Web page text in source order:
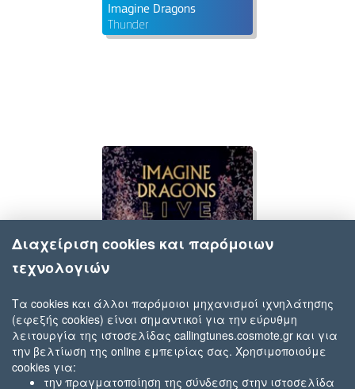
Imagine Dragons
Thunder
Imagine Dragons
Believer
Διαχείριση cookies και παρόμοιων
τεχνολογιών
Τα cookies και άλλοι παρόμοιοι μηχανισμοί ιχνηλάτησης
(εφεξής cookies) είναι σημαντικοί για την εύρυθμη
λειτουργία της ιστοσελίδας callingtunes.cosmote.gr και για
την βελτίωση της online εμπειρίας σας. Χρησιμοποιούμε
cookies για:
την πραγματοποίηση της σύνδεσης στην ιστοσελίδα